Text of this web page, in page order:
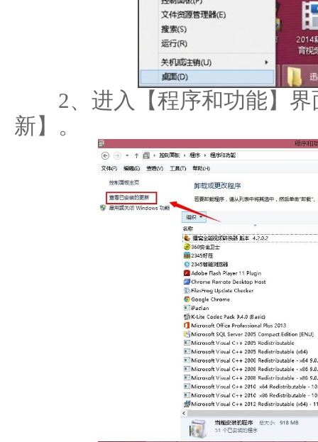
2、进入【程序和功能】界
新】。